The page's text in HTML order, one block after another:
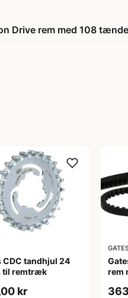
Drive rem med 108
CDC tandhjul 24
til remtræk
kr
rem